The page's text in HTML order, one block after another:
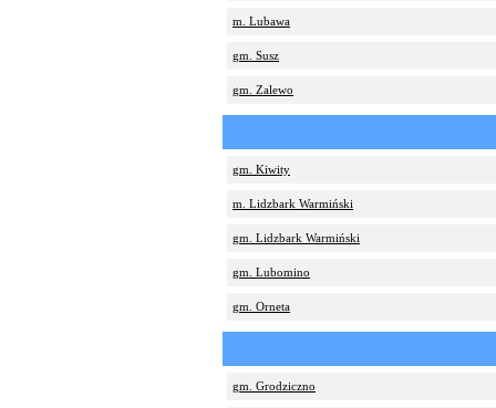
m. Lubawa
gm. Susz
gm. Zalewo
gm. Kiwity
m. Lidzbark Warmiński
gm. Lidzbark Warmiński
gm. Lubomino
gm. Orneta
gm. Grodziczno